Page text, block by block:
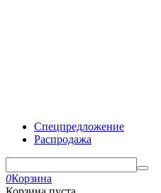
Спецпредложение
Распродажа
0Корзина